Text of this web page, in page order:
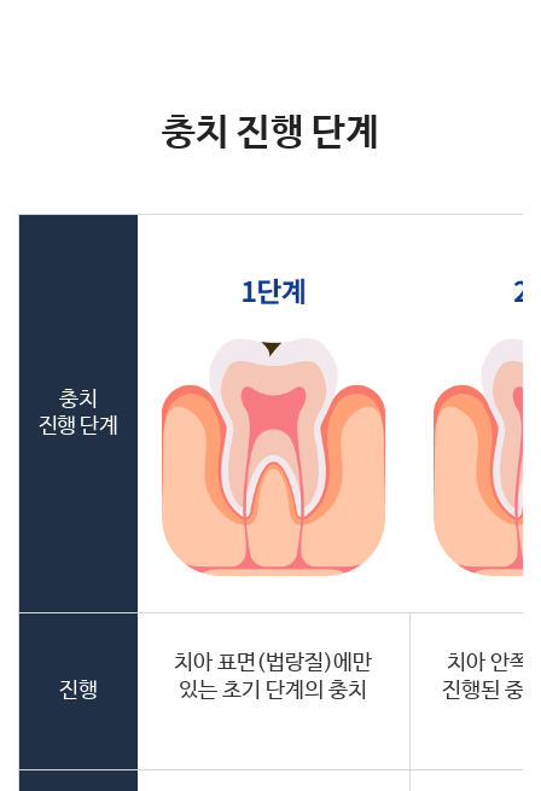
충치 진행 단계
충치
진행 단계
진행
치아 표면(법랑질)에만
있는 초기 단계의 충치
치아 안쪽
진행된 중